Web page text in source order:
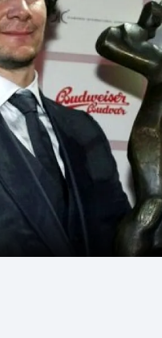
Plavání